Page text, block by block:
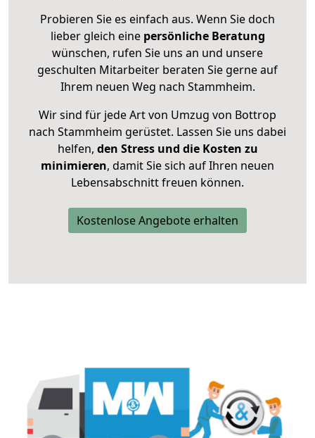
Probieren Sie es einfach aus. Wenn Sie doch
lieber gleich eine persönliche Beratung
wünschen, rufen Sie uns an und unsere
geschulten Mitarbeiter beraten Sie gerne auf
Ihrem neuen Weg nach Stammheim.
Wir sind für jede Art von Umzug von Bottrop
nach Stammheim gerüstet. Lassen Sie uns dabei
helfen, den Stress und die Kosten zu
minimieren, damit Sie sich auf Ihren neuen
Lebensabschnitt freuen können.
Kostenlose Angebote erhalten